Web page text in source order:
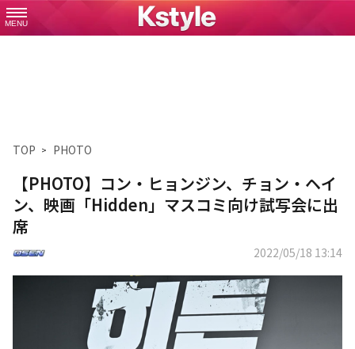
MENU
TOP PHOTO
【PHOTO】コン・ヒョンジン、チョン・ヘイ
ン、映画「Hidden」マスコミ向け試写会に出
席
2022/05/18 13:14